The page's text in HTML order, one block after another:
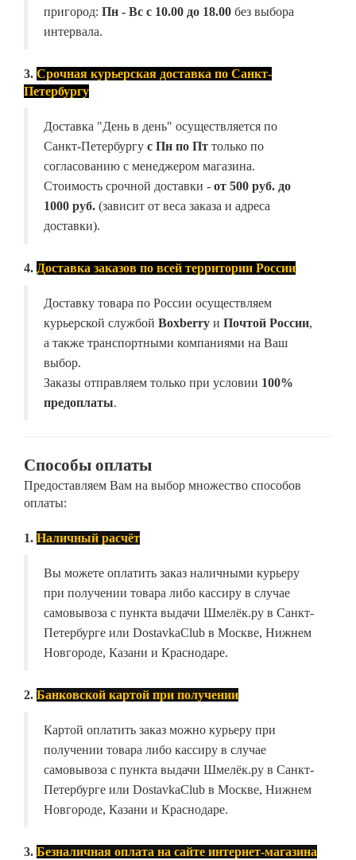
пригород: Пн - Вс с 10.00 до 18.00 без выбора
интервала.
3. Срочная курьерская доставка по Санкт-
Петербургу
Доставка "День в день" осуществляется по
Санкт-Петербургу с Пн по Пт только по
согласованию с менеджером магазина.
Стоимость срочной доставки - от 500 руб. до
1000 руб. (зависит от веса заказа и адреса
доставки).
4. Доставка заказов по всей территории России
Доставку товара по России осуществляем
курьерской службой Boxberry и Почтой России,
а также транспортными компаниями на Ваш
выбор.
Заказы отправляем только при условии 100%
предоплаты.
Способы оплаты
Предоставляем Вам на выбор множество способов
оплаты:
1. Наличный расчёт
Вы можете оплатить заказ наличными курьеру
при получении товара либо кассиру в случае
самовывоза с пункта выдачи Шмелёк.ру в Санкт-
Петербурге или DostavkaClub в Москве, Нижнем
Новгороде, Казани и Краснодаре.
2. Банковской картой при получении
Картой оплатить заказ можно курьеру при
получении товара либо кассиру в случае
самовывоза с пункта выдачи Шмелёк.ру в Санкт-
Петербурге или DostavkaClub в Москве, Нижнем
Новгороде, Казани и Краснодаре.
3. Безналичная оплата на сайте интернет-магазина